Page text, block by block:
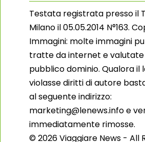
Testata registrata presso il
Milano il 05.05.2014 N°163.
Immagini: molte immagini
tratte da internet e valutate
pubblico dominio. Qualora il
violasse diritti di autore
al seguente indirizzo:
marketing@lenews.info e
immediatamente rimosse.
© 2026 Viaggiare News - All